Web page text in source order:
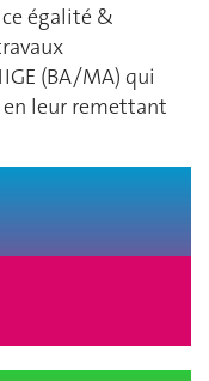
égalité &
(BA/MA) qui
en leur remettant